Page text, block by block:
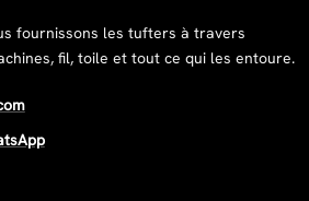
of tufting cloth on the market
fournissons les tufters à travers
fil, toile et tout ce qui les entoure.